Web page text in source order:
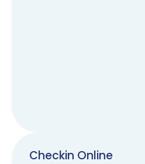
Checkin Online